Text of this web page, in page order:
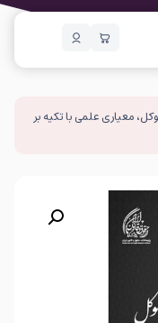
معیاری علمی با تکیه بر